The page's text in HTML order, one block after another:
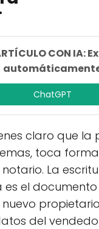
CON IA:
ChatGPT
claro que la
toca
La
el
del